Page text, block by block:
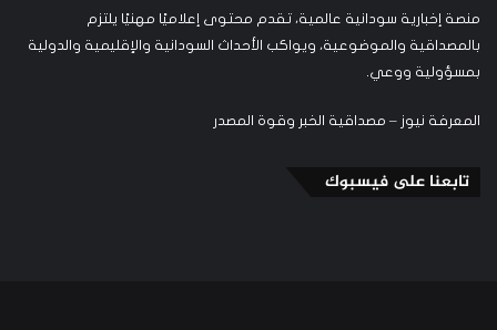
منصة إخبارية سودانية عالمية، تقدم محتوى إعلاميًا مهنيًا يلتزم
بالمصداقية والموضوعية، ويواكب الأحداث السودانية والإقليمية والدولية
بمسؤولية ووعي.
المعرفة نيوز – مصداقية الخبر وقوة المصدر
تابعنا على فيسبوك